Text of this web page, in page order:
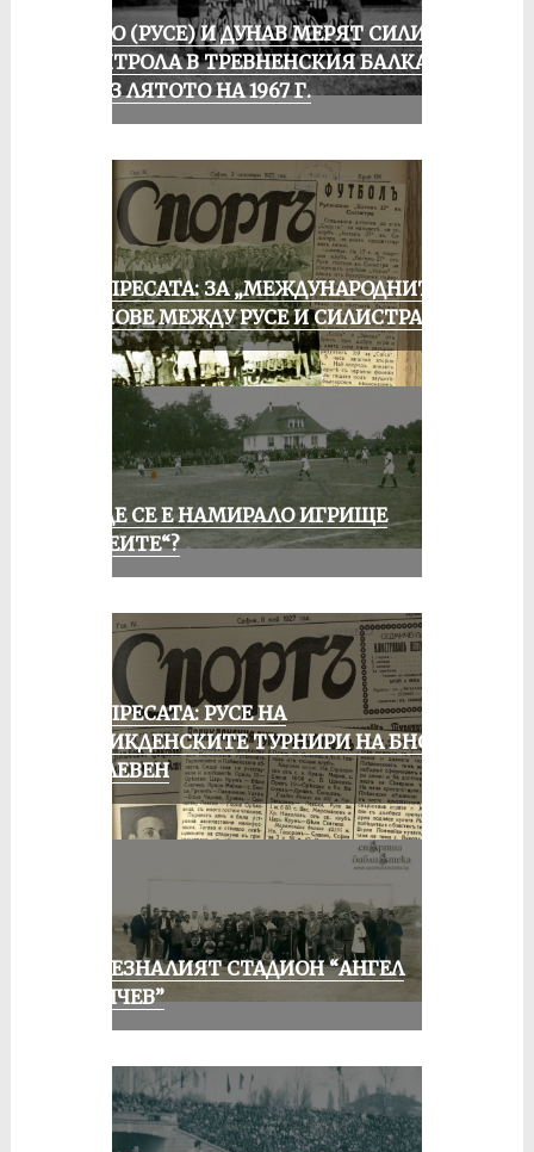
ЛОКО (РУСЕ) И ДУНАВ МЕРЯТ СИЛИ В
КОНТРОЛА В ТРЕВНЕНСКИЯ БАЛКАН
ПРЕЗ ЛЯТОТО НА 1967 Г.
ОТ ПРЕСАТА: ЗА „МЕЖДУНАРОДНИТЕ“
МАЧОВЕ МЕЖДУ РУСЕ И СИЛИСТРА
КЪДЕ СЕ Е НАМИРАЛО ИГРИЩЕ
„АЛЕИТЕ“?
ОТ ПРЕСАТА: РУСЕ НА
ВЕЛИКДЕНСКИТЕ ТУРНИРИ НА БНСФ
В ПЛЕВЕН
ИЗЧЕЗНАЛИЯТ СТАДИОН “АНГЕЛ
КЪНЧЕВ”